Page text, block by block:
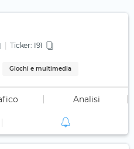
Ticker: I91
Giochi e multimedia
Analisi